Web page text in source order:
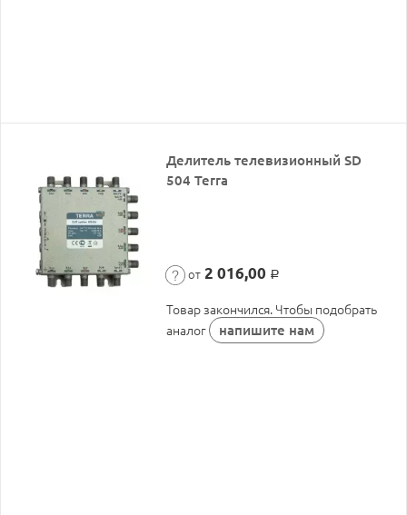
Делитель телевизионный SD
504 Terra
от 2 016,00 Р
Товар закончился. Чтобы подобрать
аналог
напишите нам